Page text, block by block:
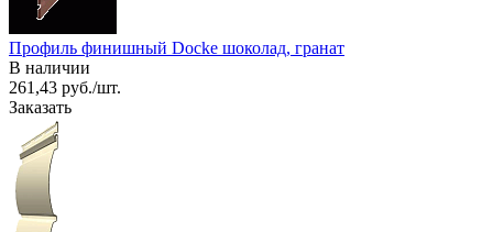
Профиль финишный Docke шоколад, гранат
В наличии
261,43 руб./шт.
Заказать